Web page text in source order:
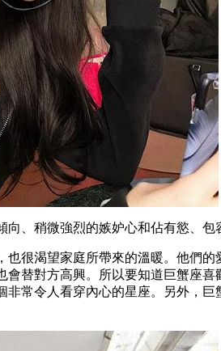
向、稍微強烈的嫉妒心和佔有慾、包
也很渴望家庭所帶來的溫暖。他們的
會替對方高興。所以要知道巨蟹座喜
非常令人看穿內心的星座。另外，巨